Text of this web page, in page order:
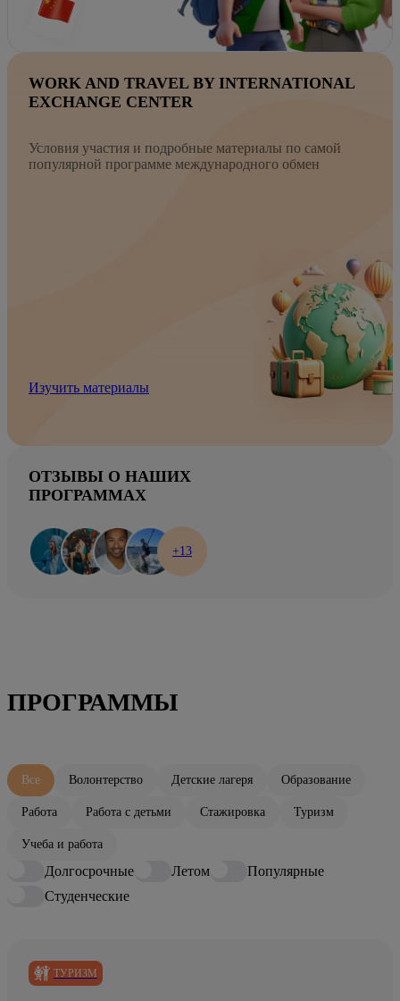
WORK AND TRAVEL BY INTERNATIONAL
EXCHANGE CENTER
Условия участия и подробные материалы по самой
популярной программе международного обмен
Изучить материалы
ОТЗЫВЫ О НАШИХ
ПРОГРАММАХ
+13
ПРОГРАММЫ
Все Волонтерство Детские лагеря Образование
Работа Работа с детьми Стажировка Туризм
Учеба и работа
Долгосрочные Летом
Популярные
Студенческие
ТУРИЗМ